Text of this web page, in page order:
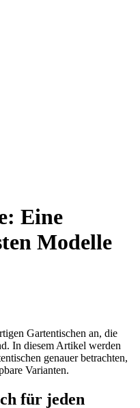
Eine
Modelle
Gartentischen an, die
In diesem Artikel werden
genauer betrachten,
Varianten.
für jeden